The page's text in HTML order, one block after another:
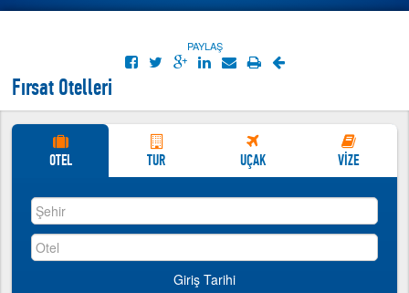
PAYLAŞ
http://www.tatillive.com
İndirimli Yurtdışı Turları
İndirimli Yurtdışı Turları
OTEL TUR UÇAK VİZE
Giriş Tarihi